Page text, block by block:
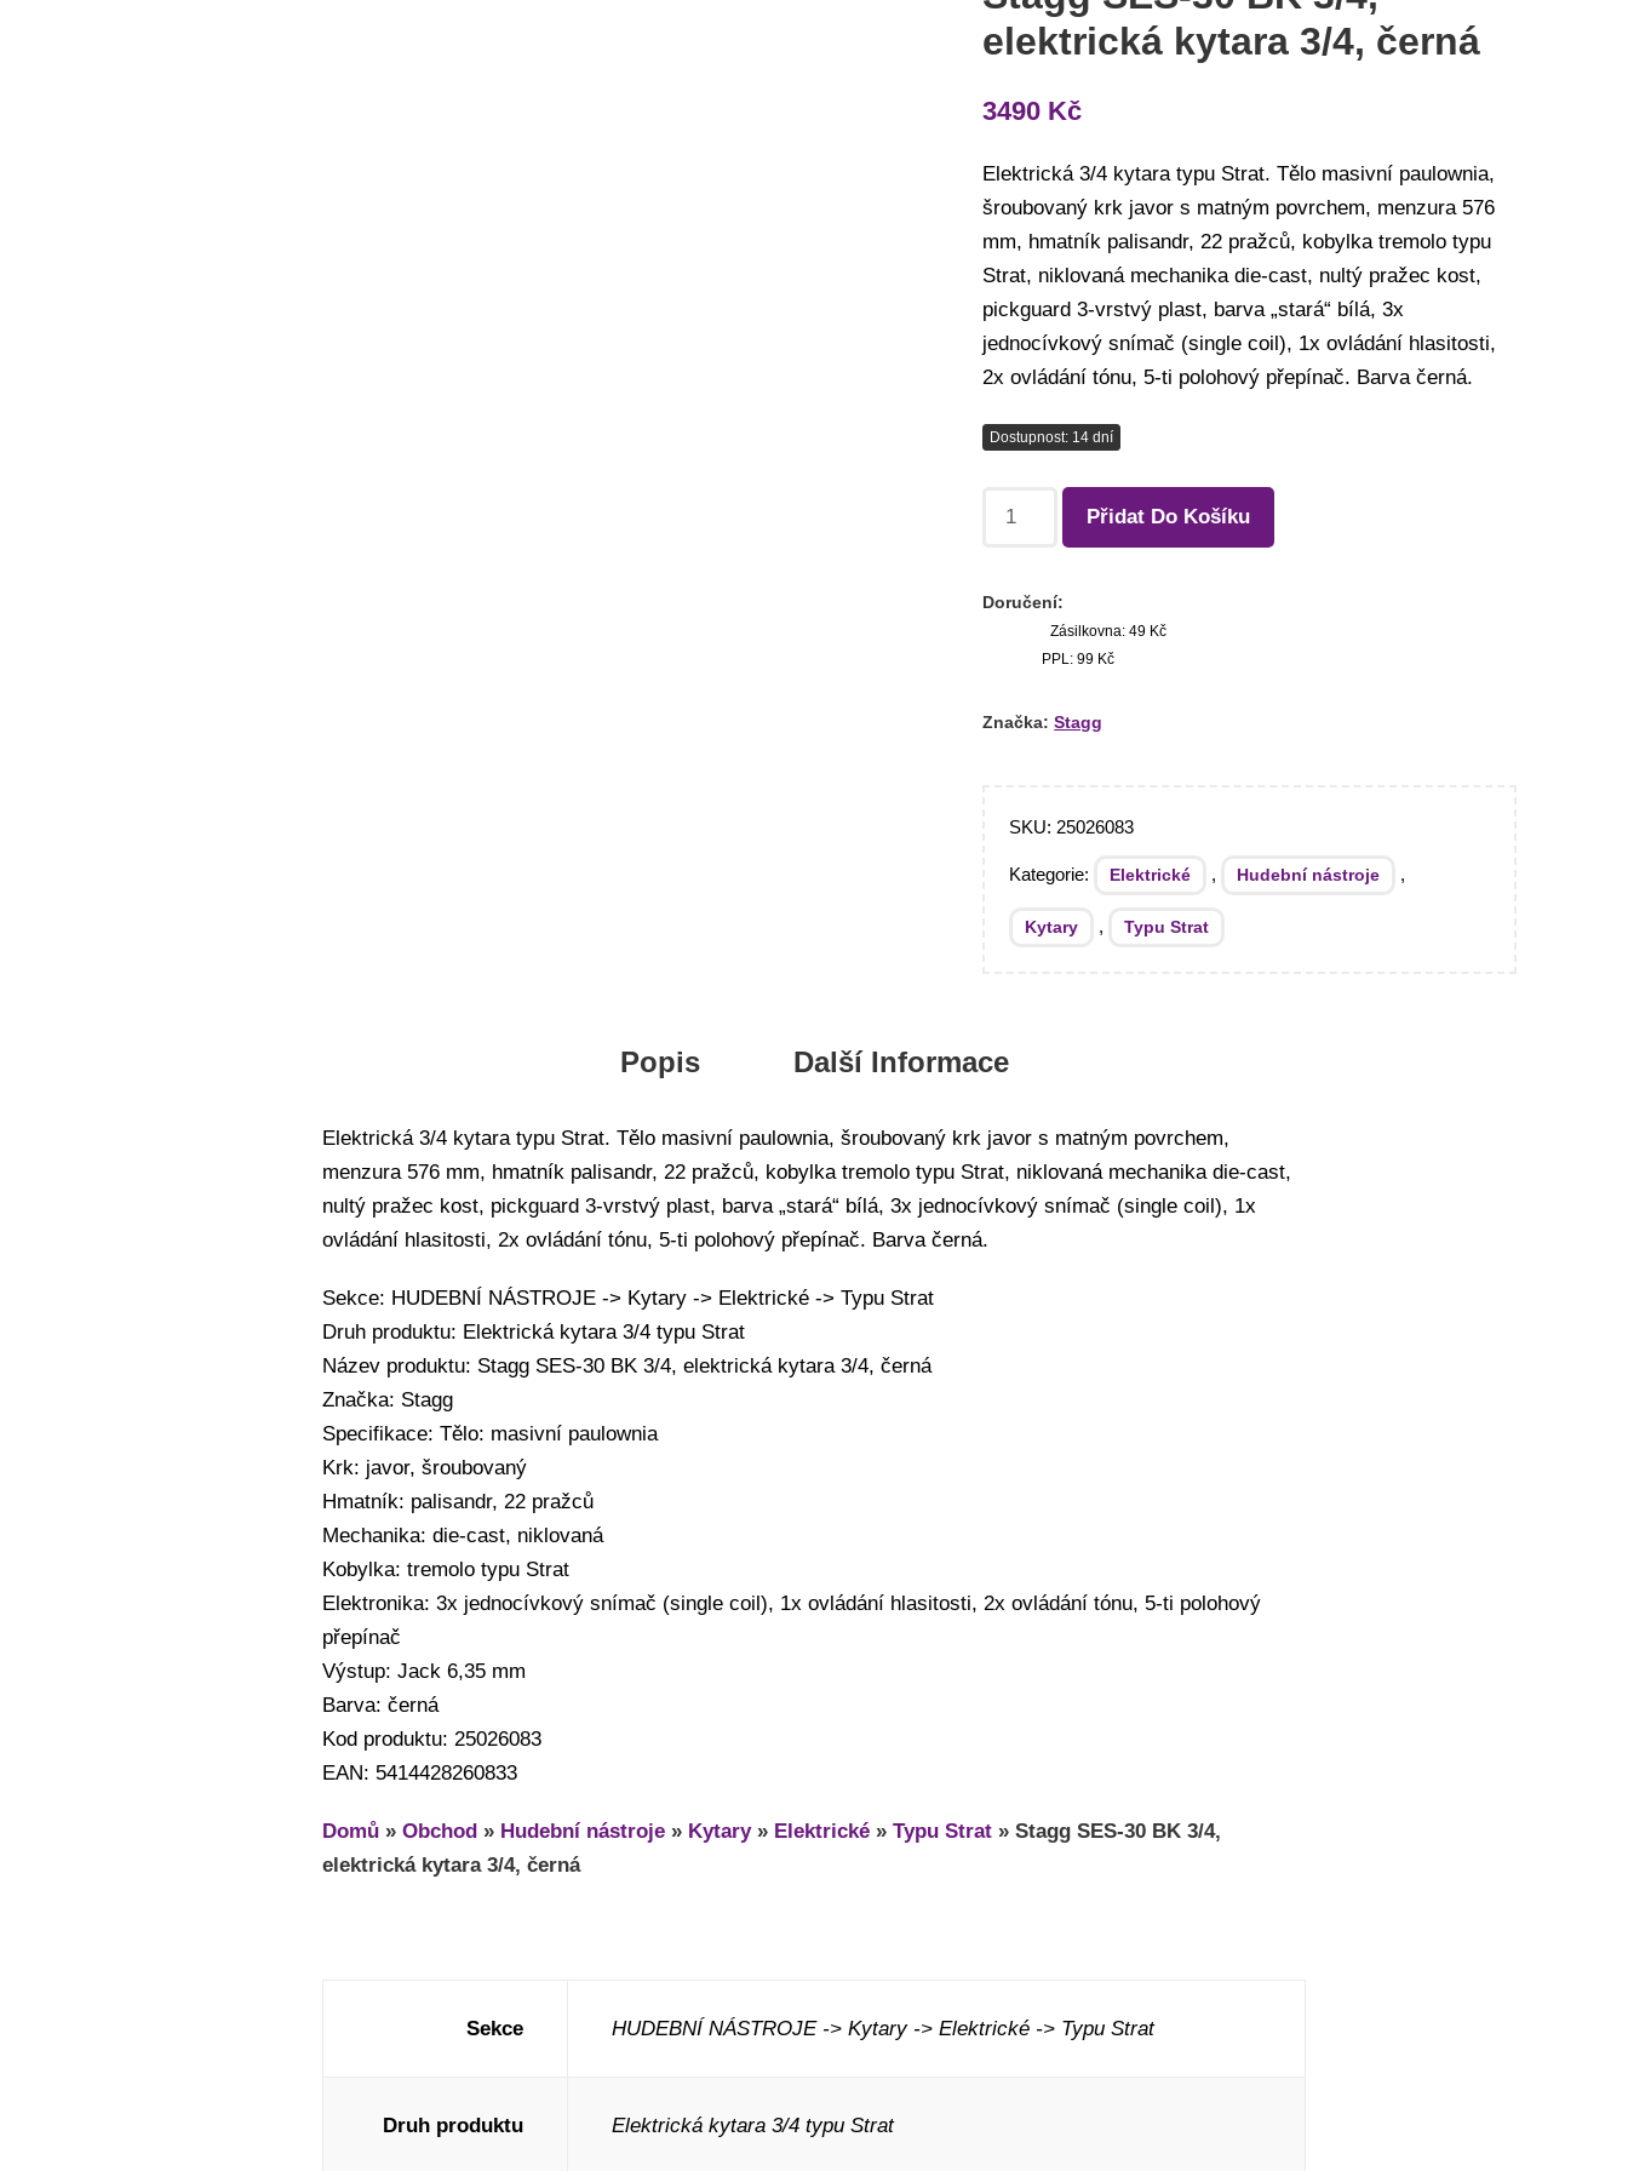
elektrická kytara 3/4, černá
3490 Kč
Elektrická 3/4 kytara typu Strat. Tělo masivní paulownia,
šroubovaný krk javor s matným povrchem, menzura 576
mm, hmatník palisandr, 22 pražců, kobylka tremolo typu
Strat, niklovaná mechanika die-cast, nultý pražec kost,
pickguard 3-vrstvý plast, barva „stará“ bílá, 3x
jednocívkový snímač (single coil), 1x ovládání hlasitosti,
2x ovládání tónu, 5-ti polohový přepínač. Barva černá.
Dostupnost: 14 dní
Přidat Do Košíku
Doručení:
Zásilkovna: 49 Kč
PPL: 99 Kč
Značka: Stagg
SKU: 25026083
Kategorie: Elektrické , Hudební nástroje ,
Kytary , Typu Strat
Popis Další Informace
Elektrická 3/4 kytara typu Strat. Tělo masivní paulownia, šroubovaný krk javor s matným povrchem,
menzura 576 mm, hmatník palisandr, 22 pražců, kobylka tremolo typu Strat, niklovaná mechanika die-cast,
nultý pražec kost, pickguard 3-vrstvý plast, barva „stará“ bílá, 3x jednocívkový snímač (single coil), 1x
ovládání hlasitosti, 2x ovládání tónu, 5-ti polohový přepínač. Barva černá.
Sekce: HUDEBNÍ NÁSTROJE -> Kytary -> Elektrické -> Typu Strat
Druh produktu: Elektrická kytara 3/4 typu Strat
Název produktu: Stagg SES-30 BK 3/4, elektrická kytara 3/4, černá
Značka: Stagg
Specifikace: Tělo: masivní paulownia
Krk: javor, šroubovaný
Hmatník: palisandr, 22 pražců
Mechanika: die-cast, niklovaná
Kobylka: tremolo typu Strat
Elektronika: 3x jednocívkový snímač (single coil), 1x ovládání hlasitosti, 2x ovládání tónu, 5-ti polohový
přepínač
Výstup: Jack 6,35 mm
Barva: černá
Kod produktu: 25026083
EAN: 5414428260833
Domů » Obchod » Hudební nástroje » Kytary» Elektrické » Typu Strat » Stagg SES-30 BK 3/4,
elektrická kytara 3/4, černá
Sekce HUDEBNÍ NÁSTROJE -> Kytary -> Elektrické -> Typu Strat
Druh produktu Elektrická kytara 3/4 typu Strat